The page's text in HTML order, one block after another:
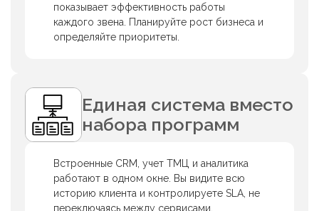
показывает эффективность работы
каждого звена. Планируйте рост бизнеса и
определяйте приоритеты.
Единая система вместо
набора программ
Встроенные CRM, учет ТМЦ и аналитика
работают в одном окне. Вы видите всю
историю клиента и контролируете SLA, не
переключаясь между сервисами.